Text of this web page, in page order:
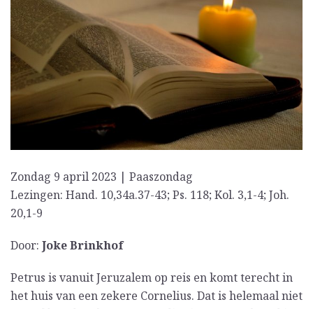
Zondag 9 april 2023 | Paaszondag
Lezingen: Hand. 10,34a.37-43; Ps. 118; Kol. 3,1-4; Joh.
20,1-9
Door: Joke Brinkhof
Petrus is vanuit Jeruzalem op reis en komt terecht in
het huis van een zekere Cornelius. Dat is helemaal niet